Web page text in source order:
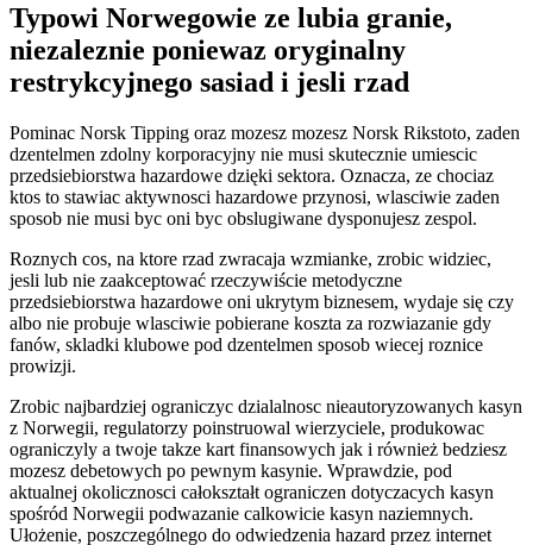
Typowi Norwegowie ze lubia granie,
niezaleznie poniewaz oryginalny
restrykcyjnego sasiad i jesli rzad
Pominac Norsk Tipping oraz mozesz mozesz Norsk Rikstoto, zaden
dzentelmen zdolny korporacyjny nie musi skutecznie umiescic
przedsiebiorstwa hazardowe dzięki sektora. Oznacza, ze chociaz
ktos to stawiac aktywnosci hazardowe przynosi, wlasciwie zaden
sposob nie musi byc oni byc obslugiwane dysponujesz zespol.
Roznych cos, na ktore rzad zwracaja wzmianke, zrobic widziec,
jesli lub nie zaakceptować rzeczywiście metodyczne
przedsiebiorstwa hazardowe oni ukrytym biznesem, wydaje się czy
albo nie probuje wlasciwie pobierane koszta za rozwiazanie gdy
fanów, skladki klubowe pod dzentelmen sposob wiecej roznice
prowizji.
Zrobic najbardziej ograniczyc dzialalnosc nieautoryzowanych kasyn
z Norwegii, regulatorzy poinstruowal wierzyciele, produkowac
ograniczyly a twoje takze kart finansowych jak i również bedziesz
mozesz debetowych po pewnym kasynie. Wprawdzie, pod
aktualnej okolicznosci całokształt ograniczen dotyczacych kasyn
spośród Norwegii podwazanie calkowicie kasyn naziemnych.
Ułożenie, poszczególnego do odwiedzenia hazard przez internet